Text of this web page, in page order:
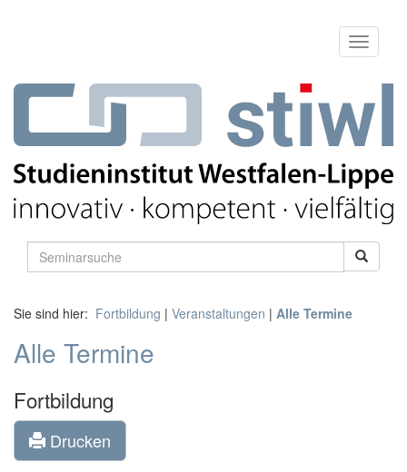
Sie sind hier: Fortbildung | Veranstaltungen | Alle Termine
Alle Termine
Fortbildung
Drucken